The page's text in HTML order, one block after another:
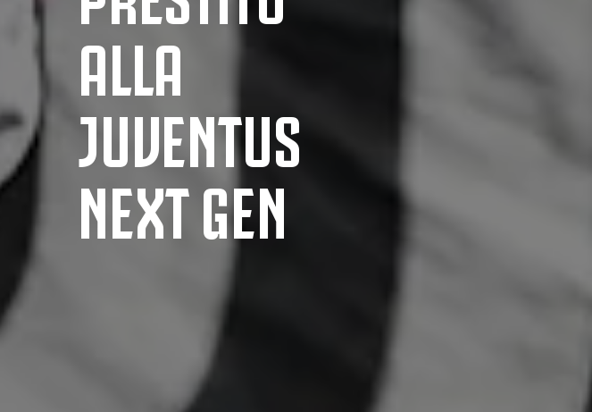
ALLA
JUVENTUS
NEXT GEN